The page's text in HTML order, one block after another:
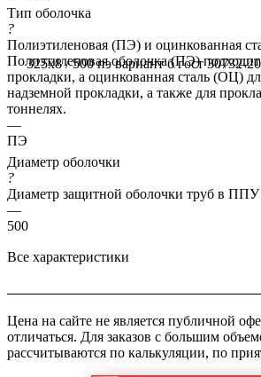
325x8 / 500 пэ вариант б гост 30732-
Тип оболочка
?
Полиэтиленовая (ПЭ) и оцинкованная
Полиэтиленовая оболочка (ПЭ)
прокладки, а оцинкованная сталь (ОЦ)
надземной прокладки, а также для
тоннелях.
—
ПЭ
Диаметр оболочки
?
Диаметр защитной оболочки труб в ППУ
—
500
Все характеристики
Цена на сайте не является публичной
отличаться. Для заказов с большим
рассчитываются по калькуляции, по